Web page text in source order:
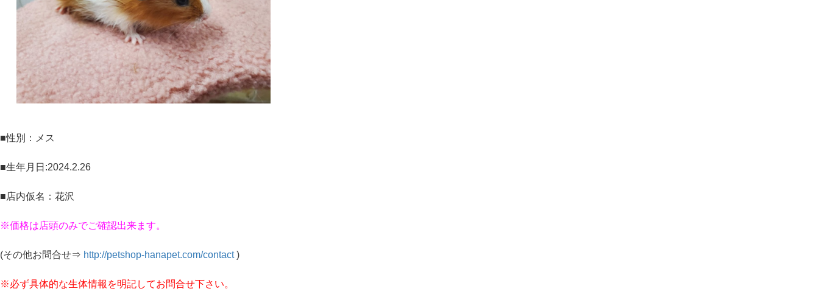
■性別：メス
■生年月日:2024.2.26
■店内仮名：花沢
※価格は店頭のみでご確認出来ます。
(その他お問合せ⇒ http://petshop-hanapet.com/contact)
※必ず具体的な生体情報を明記してお問合せ下さい。